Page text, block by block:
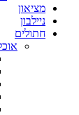
מציאון
ניילבון
חתולים